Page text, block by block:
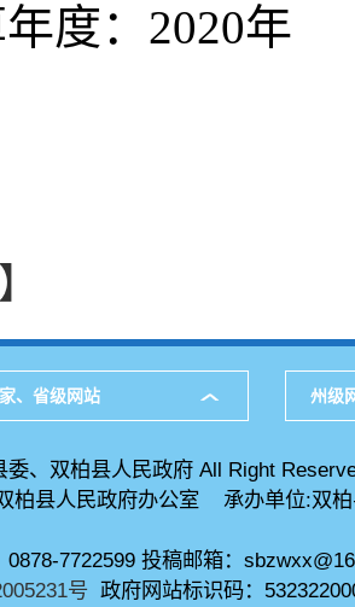
度：2020年
、省级网站 州级
委、双柏县人民政府 All Right
柏县人民政府办公室 承办单位:双
0878-7722599 投稿邮箱：
号 政府网站标识码：